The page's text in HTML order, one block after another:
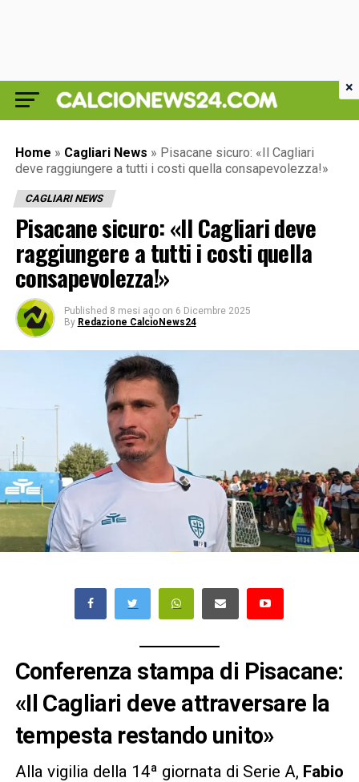
Home » Cagliari News » Pisacane sicuro: «Il Cagliari
deve raggiungere a tutti i costi quella consapevolezza!»
CAGLIARI NEWS
Pisacane sicuro: «Il Cagliari deve
raggiungere a tutti i costi quella
consapevolezza!»
Published 8 mesi ago on 6 Dicembre 2025
By Redazione CalcioNews24
Conferenza stampa di Pisacane:
«Il Cagliari deve attraversare la
tempesta restando unito»
Alla vigilia della 14ª giornata di Serie A, Fabio
×